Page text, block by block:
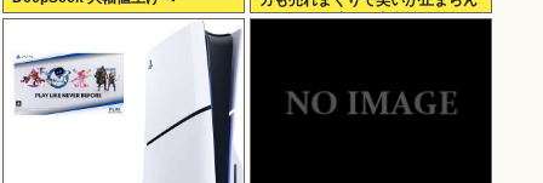
どすえ！」連結経常利益は前年同